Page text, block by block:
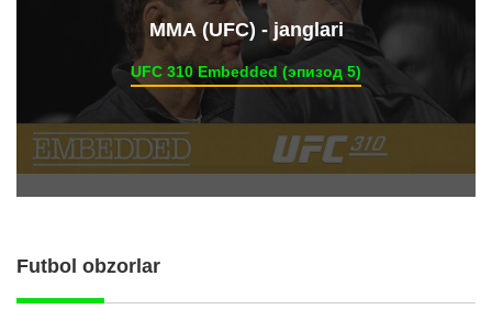
ММА (UFC) - janglari
UFC 310 Embedded (эпизод 5)
Futbol obzorlar